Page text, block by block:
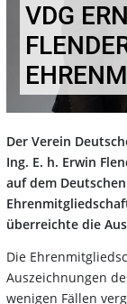
VDG
Der Verein
Ing. E. h. Erwin
auf dem
überreichte die
Die
Auszeichnungen
wenigen Fällen